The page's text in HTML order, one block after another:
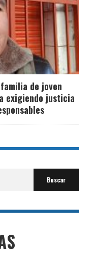
de joven
exigiendo justicia